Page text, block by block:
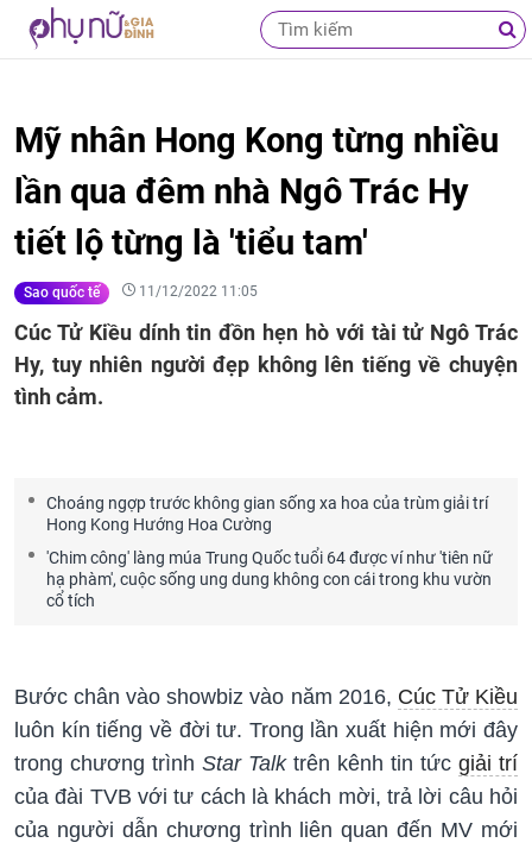
Mỹ nhân Hong Kong từng nhiều
lần qua đêm nhà Ngô Trác Hy
tiết lộ từng là 'tiểu tam'
Sao quốc tế 11/12/2022 11:05
Cúc Tử Kiều dính tin đồn hẹn hò với tài tử Ngô Trác
Hy, tuy nhiên người đẹp không lên tiếng về chuyện
tình cảm.
Choáng ngợp trước không gian sống xa hoa của trùm giải trí
Hong Kong Hướng Hoa Cường
'Chim công' làng múa Trung Quốc tuổi 64 được ví như 'tiên nữ
hạ phàm', cuộc sống ung dung không con cái trong khu vườn
cổ tích
Bước chân vào showbiz vào năm 2016, Cúc Tử Kiều
luôn kín tiếng về đời tư. Trong lần xuất hiện mới đây
trong chương trình Star Talktrên kênh tin tức giải trí
của đài TVB với tư cách là khách mời, trả lời câu hỏi
của người dẫn chương trình liên quan đến MV mới